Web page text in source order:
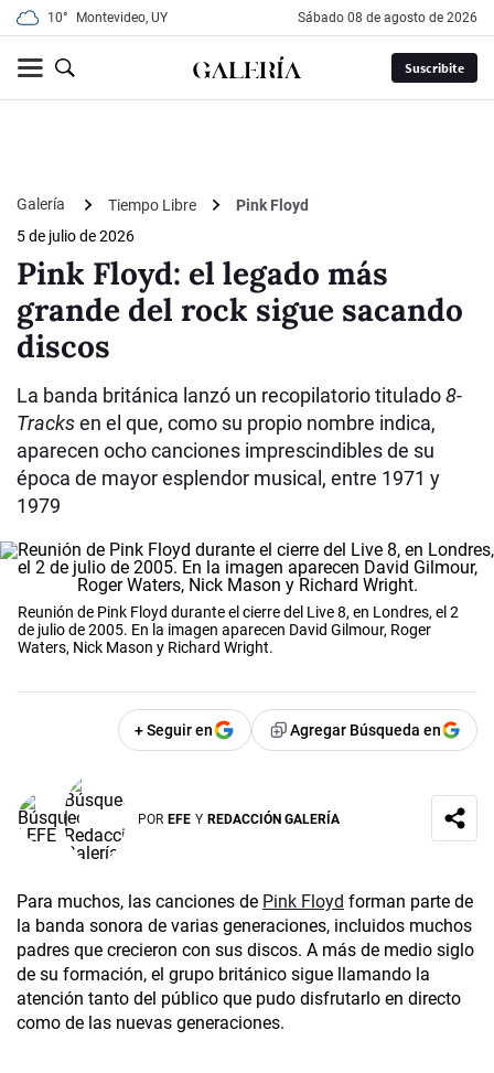
10° Montevideo, UY sábado 08 de agosto de 2026
Suscribite
Galería Tiempo Libre
Pink Floyd
5 de julio de 2026
Pink Floyd: el legado más
grande del rock sigue sacando
discos
La banda británica lanzó un recopilatorio titulado8-
Tracksen el que, como su propio nombre indica,
aparecen ocho canciones imprescindibles de su
época de mayor esplendor musical, entre 1971 y
1979
Reunión de Pink Floyd durante el cierre del Live 8, en Londres, el 2
de julio de 2005. En la imagen aparecen David Gilmour, Roger
Waters, Nick Mason y Richard Wright.
+ Seguir en Agregar Búsqueda en
POR EFE Y REDACCIÓN GALERÍA
Para muchos, las canciones de Pink Floyd forman parte de
la banda sonora de varias generaciones, incluidos muchos
padres que crecieron con sus discos. A más de medio siglo
de su formación, el grupo británico sigue llamando la
atención tanto del público que pudo disfrutarlo en directo
como de las nuevas generaciones.